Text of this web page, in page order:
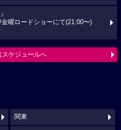
曜ロードショーにて(21:00〜)
スケジュールへ
関東